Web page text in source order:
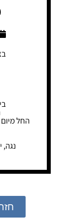
החל מיום ראשון, 11.2.24
נגה,